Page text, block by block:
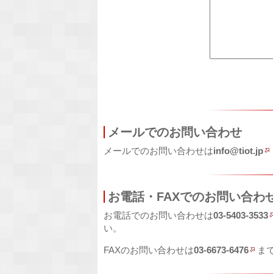
メールでのお問い合わせ
メールでのお問い合わせはinfo@tiot.jp
お電話・FAXでのお問い合わ
お電話でのお問い合わせは03-5403-3533
い。
FAXのお問い合わせは03-6673-6476 ま